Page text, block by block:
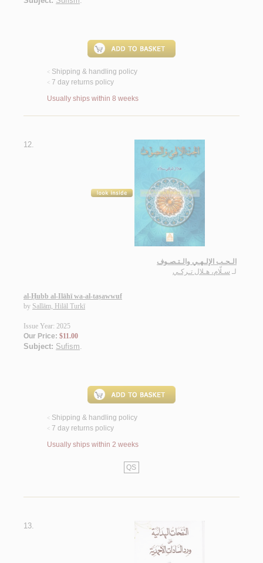
< Shipping & handling policy
< 7 day returns policy
Usually ships within 8 weeks
12.
الـحـب الإلـهـي والـتـصـوف
لـ سـلّام، هـلال تـركـي
al-Ḥubb al-Ilāhī wa-al-taṣawwuf
by Sallām, Hilāl Turkī
Issue Year: 2025
Our Price: $11.00
Subject: Sufism.
< Shipping & handling policy
< 7 day returns policy
Usually ships within 2 weeks
QS
13.